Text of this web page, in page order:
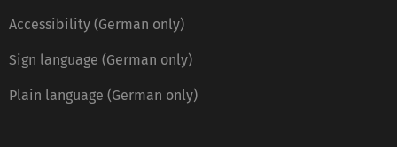
Accessibility (German only)
Sign language (German only)
Plain language (German only)